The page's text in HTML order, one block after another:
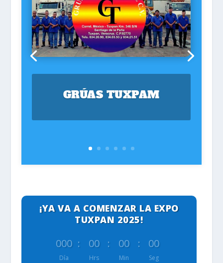
GRÚAS TUXPAM
¡YA VA A COMENZAR LA EXPO
TUXPAN 2025!
000
Día
: 00
Hrs
: 00
Min
: 00
Seg